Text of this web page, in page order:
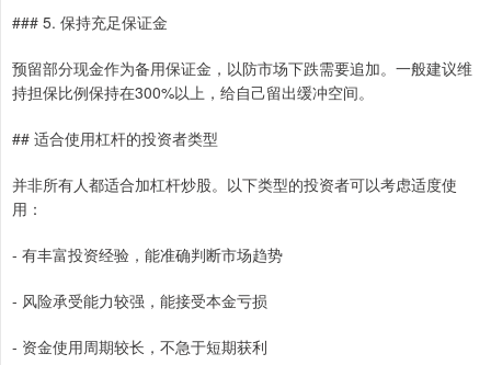
### 5. 保持充足保证金
预留部分现金作为备用保证金，以防市场下跌需要追加。一般建议维
持担保比例保持在300%以上，给自己留出缓冲空间。
## 适合使用杠杆的投资者类型
并非所有人都适合加杠杆炒股。以下类型的投资者可以考虑适度使
用：
- 有丰富投资经验，能准确判断市场趋势
- 风险承受能力较强，能接受本金亏损
- 资金使用周期较长，不急于短期获利